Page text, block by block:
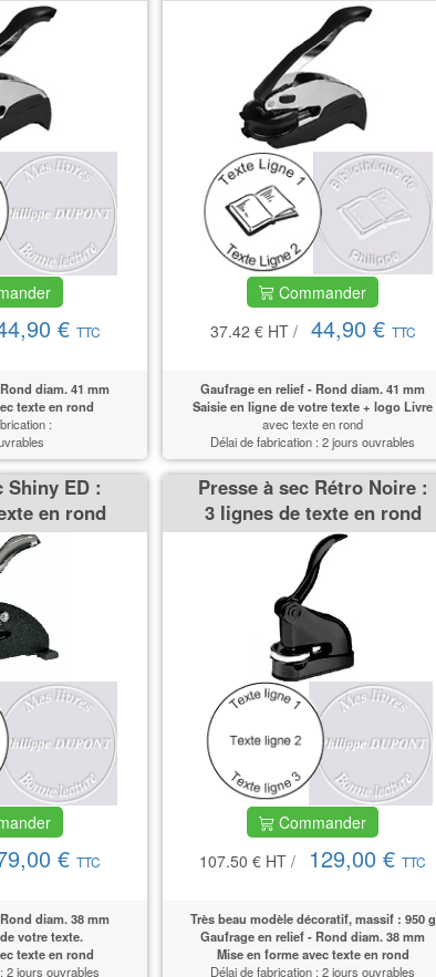
€ TTC
diam. 41 mm
texte en rond
:
Commander
37.42 € HT/ 44,90 € TTC
Gaufrage en relief - Rond diam. 41 mm
Saisie en ligne de votre texte + logo Livre
avec texte en rond
Délai de fabrication : 2 jours ouvrables
Shiny ED :
en rond
€ TTC
diam. 38 mm
votre texte.
texte en rond
2 jours ouvrables
Presse à sec Rétro Noire :
3 lignes de texte en rond
Commander
107.50 € HT / 129,00 € TTC
Très beau modèle décoratif, massif : 950 g
Gaufrage en relief - Rond diam. 38 mm
Mise en forme avec texte en rond
Délai de fabrication : 2 jours ouvrables